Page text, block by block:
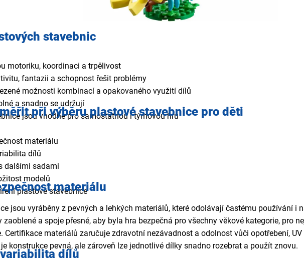
stavebnic
motoriku, koordinaci a trpělivost
fantazii a schopnost řešit problémy
možnosti kombinací a opakovaného využití dílů
a snadno se udržují
jsou vhodné pro samostatnou i týmovou hru
při výběru plastové stavebnice pro děti
materiálu
dílů
dalšími sadami
modelů
plastové stavebnice
materiálu
jsou vyráběny z pevných a lehkých materiálů, které odolávají častému používání i
zaoblené a spoje přesné, aby byla hra bezpečná pro všechny věkové kategorie, pro
Certifikace materiálů zaručuje zdravotní nezávadnost a odolnost vůči opotřebení,
konstrukce pevná, ale zároveň lze jednotlivé dílky snadno rozebrat a použít znovu.
dílů